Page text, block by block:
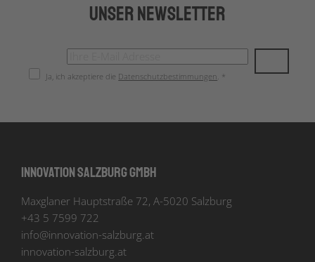
Unser Newsletter
Ja, ich akzeptiere die Datenschutzbestimmungen. *
Innovation Salzburg GmbH
Maxglaner Hauptstraße 72, A-5020 Salzburg
+43 5 7599 722
info@innovation-salzburg.at
innovation-salzburg.at